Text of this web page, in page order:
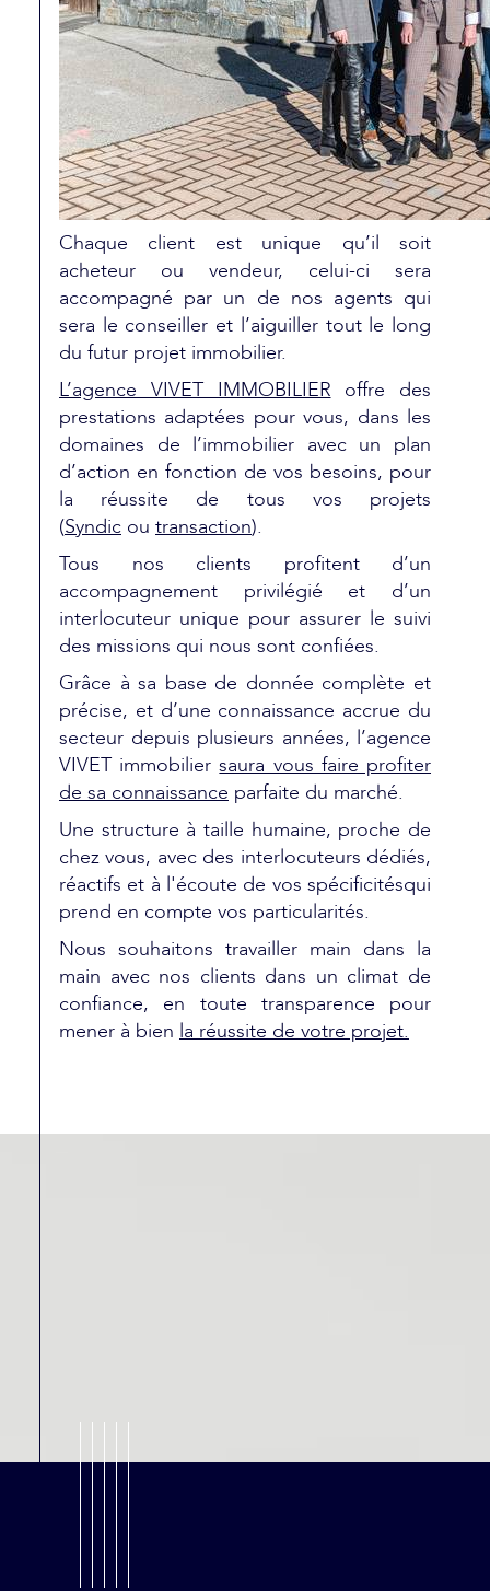
Chaque client est unique qu’il soit
acheteur ou vendeur, celui-ci sera
accompagné par un de nos agents qui
sera le conseiller et l’aiguiller tout le long
du futur projet immobilier.
L’agence VIVET IMMOBILIERoffre des
prestations adaptées pour vous, dans les
domaines de l’immobilier avec un plan
d’action en fonction de vos besoins, pour
la réussite de tous vos projets
(Syndic ou transaction).
Tous nos clients profitent d’un
accompagnement privilégié et d’un
interlocuteur unique pour assurer le suivi
des missions qui nous sont confiées.
Grâce à sa base de donnée complète et
précise, et d’une connaissance accrue du
secteur depuis plusieurs années, l’agence
VIVET immobiliersaura vous faire profiter
de sa connaissance parfaite du marché.
Une structure à taille humaine, proche de
chez vous, avec des interlocuteurs dédiés,
réactifs et à l'écoute de vos spécificitésqui
prend en compte vos particularités.
Nous souhaitons travailler main dans la
main avec nos clients dans un climat de
confiance, en toute transparence pour
mener à bien la réussite de votre projet.